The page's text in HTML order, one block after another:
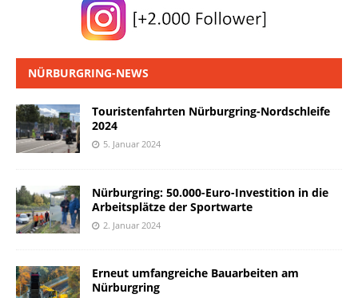
NÜRBURGRING-NEWS
Touristenfahrten Nürburgring-Nordschleife
2024
5. Januar 2024
Nürburgring: 50.000-Euro-Investition in die
Arbeitsplätze der Sportwarte
2. Januar 2024
Erneut umfangreiche Bauarbeiten am
Nürburgring